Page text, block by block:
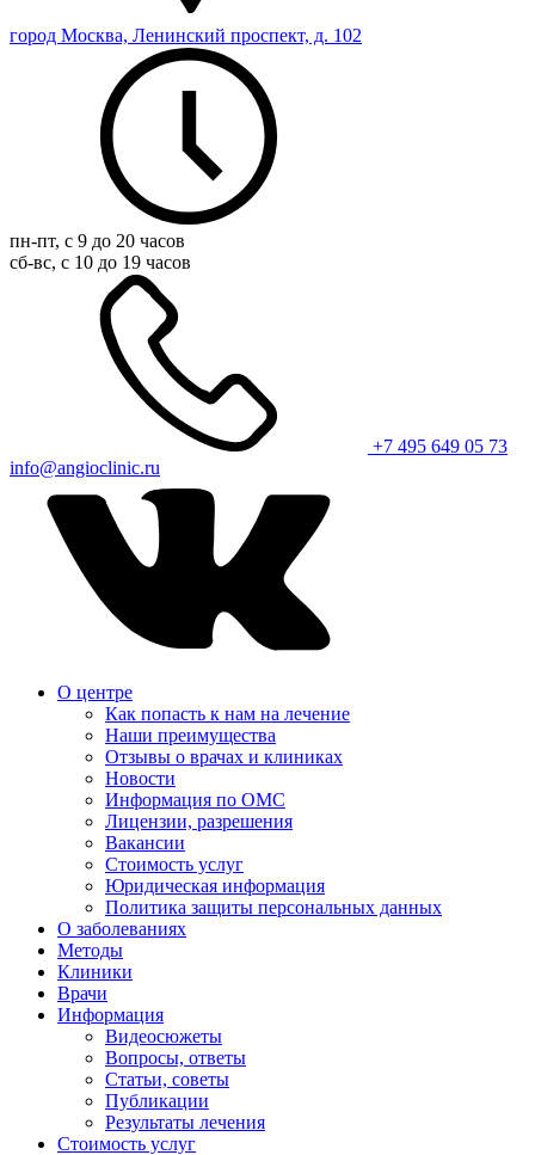
город Москва, Ленинский проспект, д. 102
пн-пт, с 9 до 20 часов
сб-вс, с 10 до 19 часов
+7 495 649 05 73
info@angioclinic.ru
О центре
Как попасть к нам на лечение
Наши преимущества
Отзывы о врачах и клиниках
Новости
Информация по ОМС
Лицензии, разрешения
Вакансии
Стоимость услуг
Юридическая информация
Политика защиты персональных данных
О заболеваниях
Методы
Клиники
Врачи
Информация
Видеосюжеты
Вопросы, ответы
Статьи, советы
Публикации
Результаты лечения
Стоимость услуг